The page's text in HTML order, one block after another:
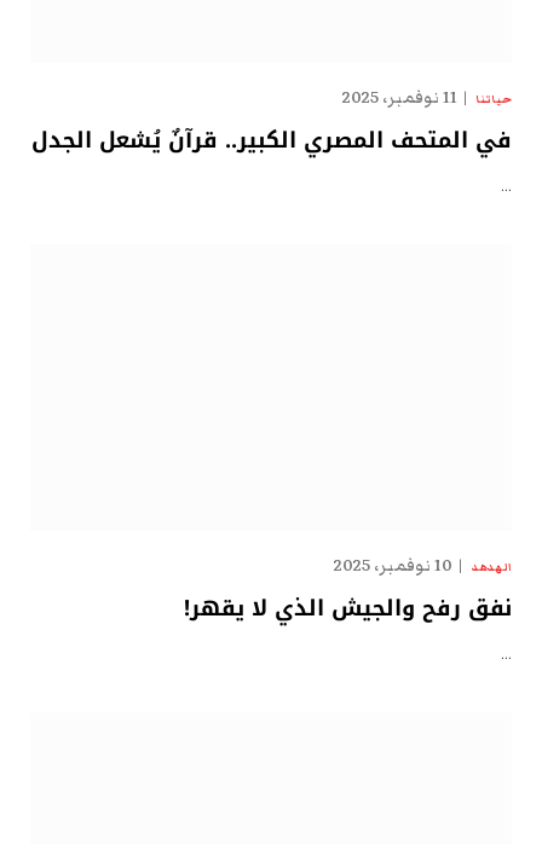
حياتنا 11 نوفمبر، 2025
في المتحف المصري الكبير.. قرآنٌ يُشعل الجدل
…
الهدهد 10 نوفمبر، 2025
نفق رفح والجيش الذي لا يقهر!
…